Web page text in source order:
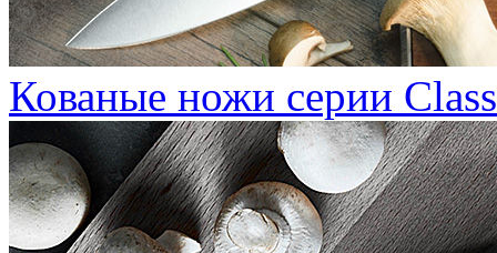
Кованые ножи серии